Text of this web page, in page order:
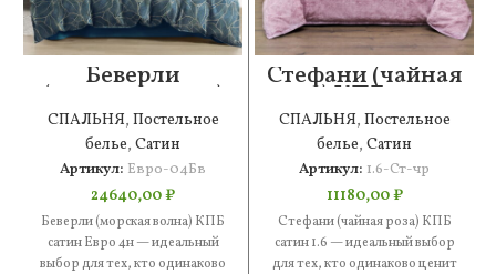
Беверли
(морская волна)
КПБ сатин Евро
4н
СПАЛЬНЯ, Постельное
белье, Сатин
Артикул: Евро-04Бв
24640,00₽
Беверли (морская волна) КПБ
сатин Евро 4н — идеальный
выбор для тех, кто одинаково
Стефани (чайная
роза) КПБ сатин
1.6
СПАЛЬНЯ, Постельное
белье, Сатин
Артикул: 1.6-Ст-чр
11180,00₽
Стефани (чайная роза) КПБ
сатин 1.6 — идеальный выбор
для тех, кто одинаково ценит